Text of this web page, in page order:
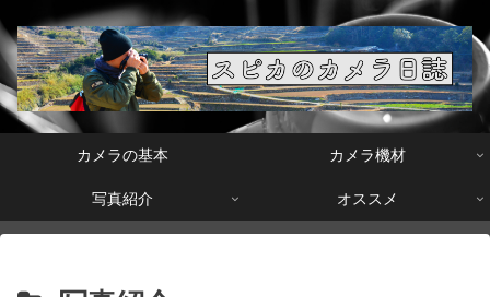
カメラの基本 カメラ機材
写真紹介 オススメ